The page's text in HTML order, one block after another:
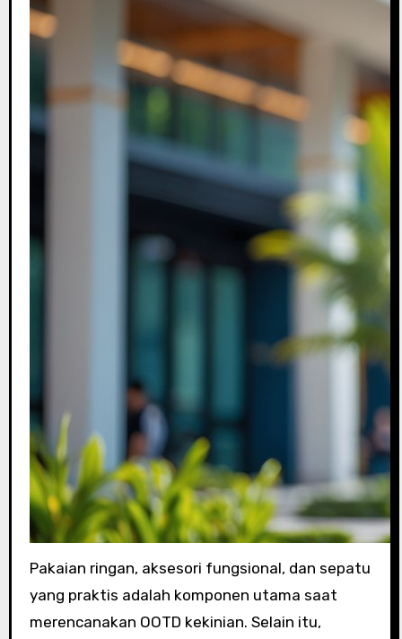
Pakaian ringan, aksesori fungsional, dan sepatu
yang praktis adalah komponen utama saat
merencanakan OOTD kekinian. Selain itu,